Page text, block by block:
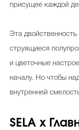
присущее каждой
Эта
струящиеся
и цветочные
началу. Но чтобы
внутренней
SELA х